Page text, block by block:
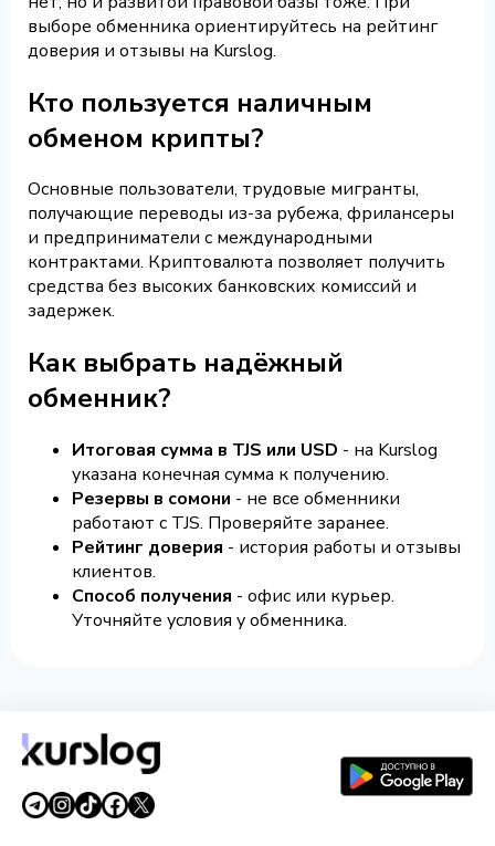
выборе обменника ориентируйтесь на рейтинг
доверия и отзывы на Kurslog.
Кто пользуется наличным
обменом крипты?
Основные пользователи, трудовые мигранты,
получающие переводы из-за рубежа, фрилансеры
и предприниматели с международными
контрактами. Криптовалюта позволяет получить
средства без высоких банковских комиссий и
задержек.
Как выбрать надёжный
обменник?
Итоговая сумма в TJS или USD - на Kurslog
указана конечная сумма к получению.
Резервы в сомони - не все обменники
работают с TJS. Проверяйте заранее.
Рейтинг доверия - история работы и отзывы
клиентов.
Способ получения - офис или курьер.
Уточняйте условия у обменника.